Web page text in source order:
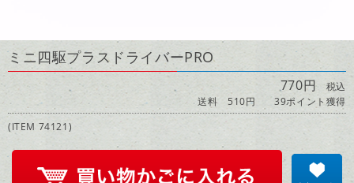
ミニ四駆プラスドライバーPRO
770円 税込
送料 510円
39ポイント獲得
(ITEM 74121)